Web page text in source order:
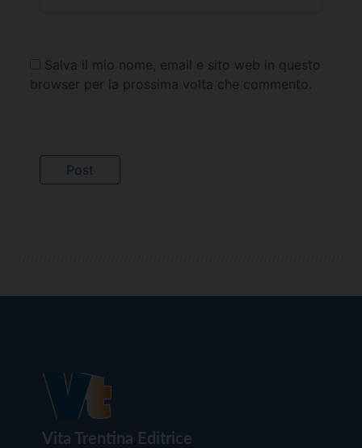
Salva il mio nome, email e sito web in questo
browser per la prossima volta che commento.
Vita Trentina Editrice